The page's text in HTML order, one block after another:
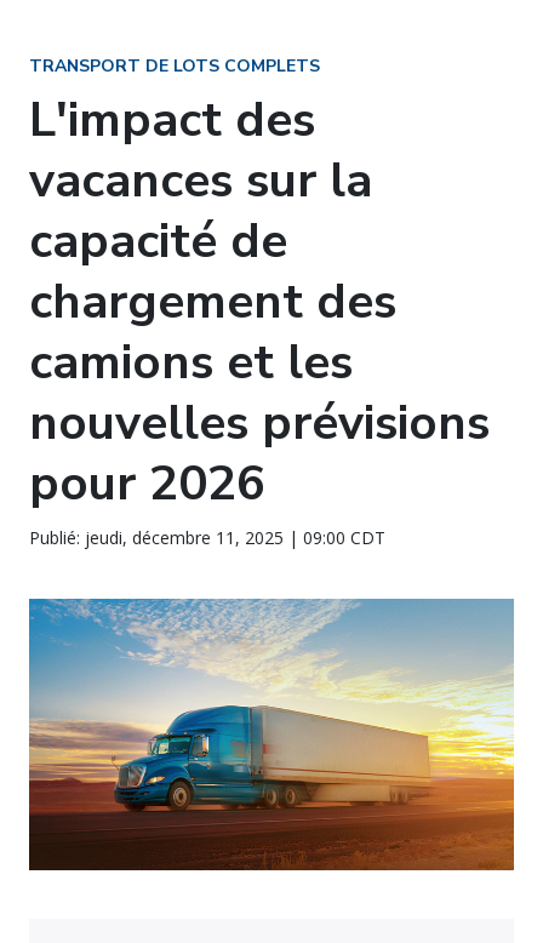
TRANSPORT DE LOTS COMPLETS
L'impact des
vacances sur la
capacité de
chargement des
camions et les
nouvelles prévisions
pour 2026
Publié: jeudi, décembre 11, 2025 | 09:00 CDT